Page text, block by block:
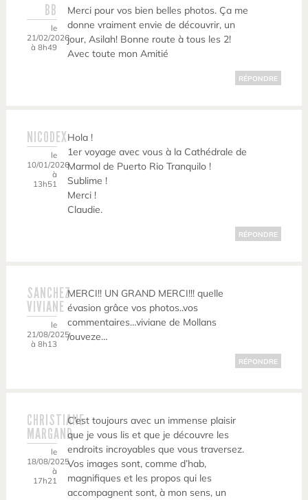
BB
le
21/02/2026
à 8h49
Merci pour vos bien belles photos. Ça me
donne vraiment envie de découvrir, un
jour, Asilah! Bonne route à tous les 2!
Avec toute mon Amitié
RÉPONDRE
NICODEX
le
10/01/2026
à
13h51
Hola !
1er voyage avec vous à la Cathédrale de
Marmol de Puerto Rio Tranquilo !
Sublime !
Merci !
Claudie.
RÉPONDRE
SANCHEZ
VIVIANE
le
21/08/2025
à 8h13
MERCI!! UN GRAND MERCI!!! quelle
évasion grâce vos photos..vos
commentaires…viviane de Mollans
/ouveze…
RÉPONDRE
CHRISTIANE
MARGAND
le
18/08/2025
à
17h21
C’est toujours avec un immense plaisir
que je vous lis et que je découvre les
endroits incroyables que vous traversez.
Vos images sont, comme d’hab,
magnifiques et les propos qui les
accompagnent sont, à mon sens, un